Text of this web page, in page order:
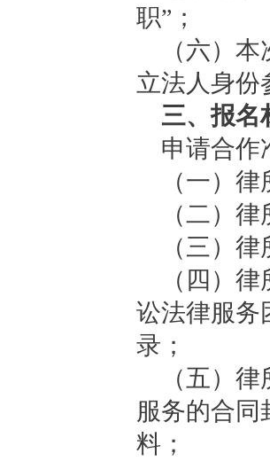
职”；
（六） 本
立法人身份
三、报名
申请合作
（一）律
（二）律
（三）律
（四）律
讼法律服务
录；
（五）律
服务的合
料；